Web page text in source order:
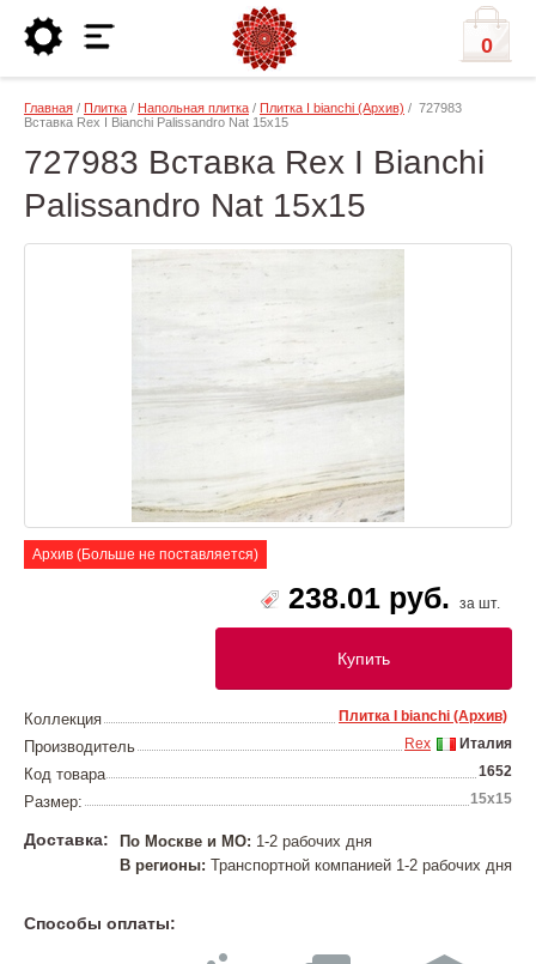
0
Главная / Плитка / Напольная плитка / Плитка I bianchi (Архив) / 727983
Вставка Rex I Bianchi Palissandro Nat 15x15
727983 Вставка Rex I Bianchi
Palissandro Nat 15x15
Архив (Больше не поставляется)
238.01 руб. за шт.
Купить
Коллекция Плитка I bianchi (Архив)
Производитель Италия
Rex
Код товара 1652
Размер: 15x15
Доставка: По Москве и МО: 1-2 рабочих дня
В регионы: Транспортной компанией 1-2 рабочих дня
Способы оплаты: